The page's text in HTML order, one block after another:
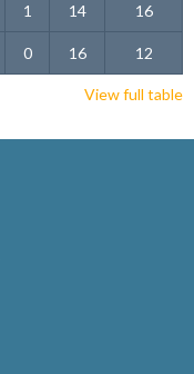
1 14 16
0 16 12
View full table